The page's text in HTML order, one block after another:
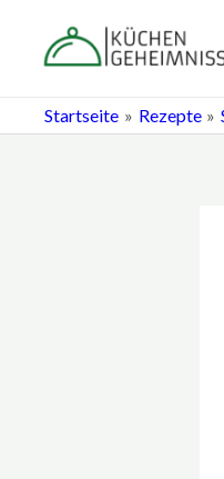
Startseite Rezepte